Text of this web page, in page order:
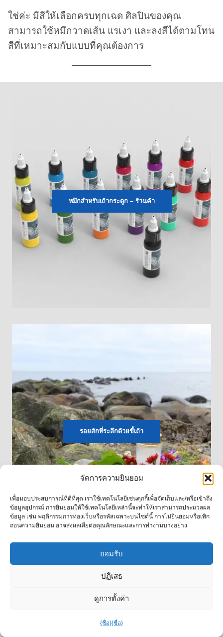
จัดการความยินยอม
เพื่อมอบประสบการณ์ที่ดีที่สุด เราใช้เทคโนโลยีเช่นคุกกี้เพื่อจัดเก็บและ/หรือเข้าถึง
ข้อมูลอุปกรณ์ การยินยอมให้ใช้เทคโนโลยีเหล่านี้จะทำให้เราสามารถประมวลผล
ข้อมูล เช่น พฤติกรรมการท่องเว็บหรือรหัสเฉพาะบนไซต์นี้ การไม่ยินยอมหรือเพิก
ถอนความยินยอม อาจส่งผลเสียต่อคุณลักษณะและการทำงานบางอย่าง
ยอมรับ
ปฏิเสธ
ดูการตั้งค่า
{ชื่อ}{ชื่อ}
ใช่ค่ะ มีสีให้เลือกครบทุกเฉด ศิลปินของคุณ
สามารถใช้หมึกวาดเส้น แรเงา และลงสีได้ตามโทน
สีที่เหมาะสมกับแบบที่คุณต้องการ
หมึกสำหรับเถ้ากระดูก – ร้านค้า
รอยสักที่ระลึกด้วยขี้เถ้า